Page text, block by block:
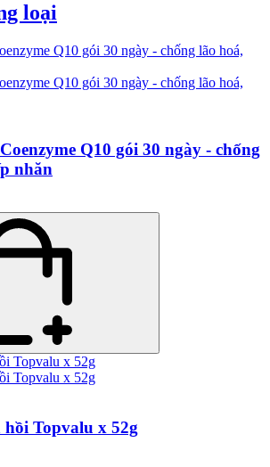
loại
Q10 gói 30 ngày - chống
nhăn
hồi Topvalu x 52g